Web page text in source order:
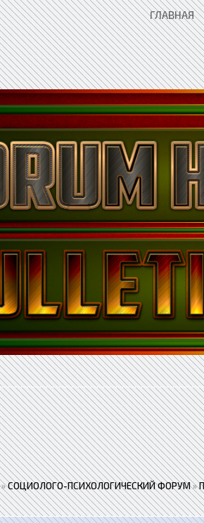
ГЛАВНАЯ
»СОЦИОЛОГО-ПСИХОЛОГИЧЕСКИЙ ФОРУМ»